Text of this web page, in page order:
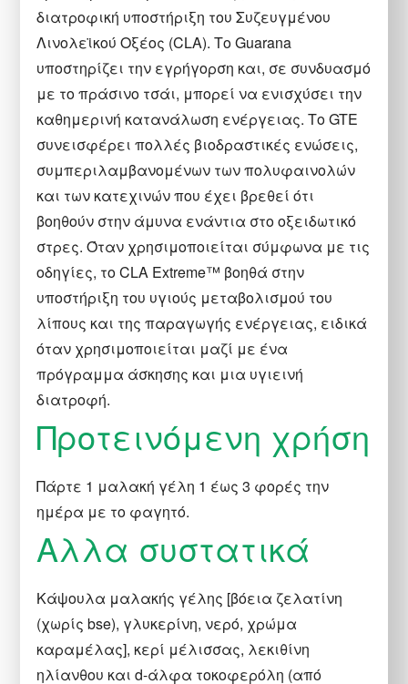
διατροφική υποστήριξη του Συζευγμένου
Λινολεϊκού Οξέος (CLA). Το Guarana
υποστηρίζει την εγρήγορση και, σε συνδυασμό
με το πράσινο τσάι, μπορεί να ενισχύσει την
καθημερινή κατανάλωση ενέργειας. Το GTE
συνεισφέρει πολλές βιοδραστικές ενώσεις,
συμπεριλαμβανομένων των πολυφαινολών
και των κατεχινών που έχει βρεθεί ότι
βοηθούν στην άμυνα ενάντια στο οξειδωτικό
στρες. Όταν χρησιμοποιείται σύμφωνα με τις
οδηγίες, το CLA Extreme™ βοηθά στην
υποστήριξη του υγιούς μεταβολισμού του
λίπους και της παραγωγής ενέργειας, ειδικά
όταν χρησιμοποιείται μαζί με ένα
πρόγραμμα άσκησης και μια υγιεινή
διατροφή.
Προτεινόμενη χρήση
Πάρτε 1 μαλακή γέλη 1 έως 3 φορές την
ημέρα με το φαγητό.
Αλλα συστατικά
Κάψουλα μαλακής γέλης [βόεια ζελατίνη
(χωρίς bse), γλυκερίνη, νερό, χρώμα
καραμέλας], κερί μέλισσας, λεκιθίνη
ηλίανθου και d-άλφα τοκοφερόλη (από